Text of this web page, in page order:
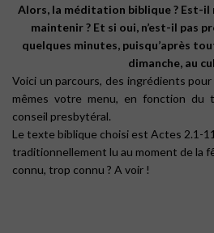
Alors, la méditation biblique ? Est-il
maintenir ? Et si oui, n’est-il pas
quelques minutes, puisqu’après
dimanche, au
Voici un parcours, des ingrédients
mêmes votre menu, en fonction du
conseil presbytéral.
Le texte biblique choisi est Actes 2.1-
traditionnellement lu au moment de la
connu, trop connu ? A voir !